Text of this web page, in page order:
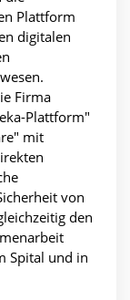
Plattform
digitalen
Firma
Plattform"
mit
von
den
Spital und in